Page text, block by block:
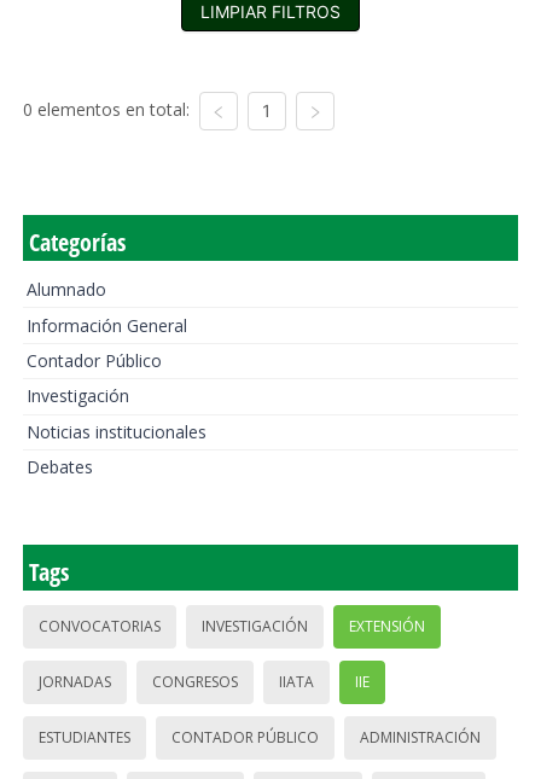
LIMPIAR FILTROS
0 elementos en total: 1
Categorías
Alumnado
Información General
Contador Público
Investigación
Noticias institucionales
Debates
Tags
CONVOCATORIAS INVESTIGACIÓN EXTENSIÓN
JORNADAS CONGRESOS IIATA IIE
ESTUDIANTES CONTADOR PÚBLICO ADMINISTRACIÓN